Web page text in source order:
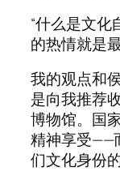
“什么是文
的热情就是
我的观点和
是向我推荐
博物馆。国
精神享受——
们文化身份